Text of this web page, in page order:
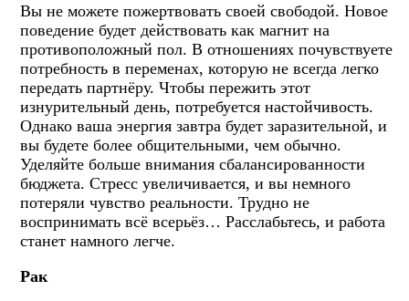
Вы не можете пожертвовать своей свободой. Новое
поведение будет действовать как магнит на
противоположный пол. В отношениях почувствуете
потребность в переменах, которую не всегда легко
передать партнёру. Чтобы пережить этот
изнурительный день, потребуется настойчивость.
Однако ваша энергия завтра будет заразительной, и
вы будете более общительными, чем обычно.
Уделяйте больше внимания сбалансированности
бюджета. Стресс увеличивается, и вы немного
потеряли чувство реальности. Трудно не
воспринимать всё всерьёз… Расслабьтесь, и работа
станет намного легче.
Рак